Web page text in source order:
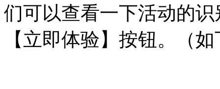
们可以查看一下活动的
【立即体验】按钮。（